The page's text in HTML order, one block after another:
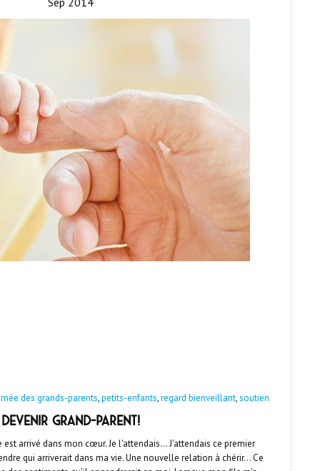
des grands-parents,petits-enfants,regard bienveillant,soutien
grand-parent!
arrivé dans mon cœur. Je l'attendais... J'attendais ce premier
qui arriverait dans ma vie. Une nouvelle relation à chérir... Ce